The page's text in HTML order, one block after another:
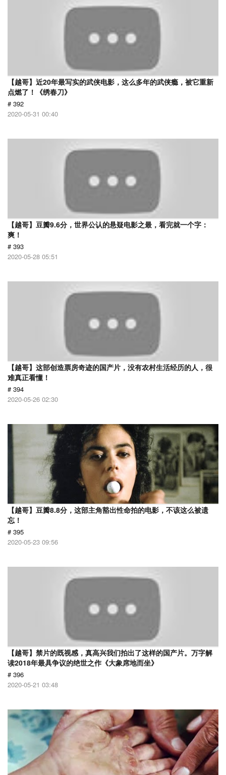
【越哥】近20年最写实的武侠电影，这么多年的武侠瘾，被它重新
点燃了！《绣春刀》
# 392
2020-05-31 00:40
【越哥】豆瓣9.6分，世界公认的悬疑电影之最，看完就一个字：
爽！
# 393
2020-05-28 05:51
【越哥】这部创造票房奇迹的国产片，没有农村生活经历的人，很
难真正看懂！
# 394
2020-05-26 02:30
【越哥】豆瓣8.8分，这部主角豁出性命拍的电影，不该这么被遗
忘！
# 395
2020-05-23 09:56
【越哥】禁片的既视感，真高兴我们拍出了这样的国产片。万字解
读2018年最具争议的绝世之作《大象席地而坐》
# 396
2020-05-21 03:48